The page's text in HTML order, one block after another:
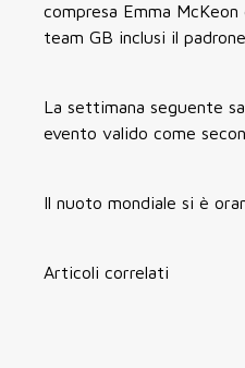
compresa Emma
team GB inclusi il
La settimana seguente
evento valido come
Il nuoto mondiale si è
Articoli correlati